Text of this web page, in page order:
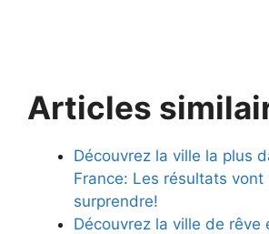
Articles
Découvrez la ville la plus
France: Les résultats vont
surprendre!
Découvrez la ville de rêve